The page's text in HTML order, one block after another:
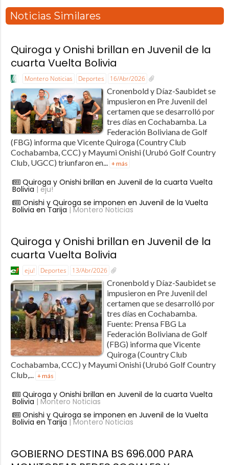
Noticias Similares
Quiroga y Onishi brillan en Juvenil de la
cuarta Vuelta Bolivia
Montero Noticias Deportes 16/Abr/2026
Cronenbold y Díaz-Saubidet se
impusieron en Pre Juvenil del
certamen que se desarrolló por
tres días en Cochabamba. La
Federación Boliviana de Golf
(FBG) informa que Vicente Quiroga (Country Club
Cochabamba, CCC) y Mayumi Onishi (Urubó Golf Country
Club, UGCC) triunfaron en... + más
Quiroga y Onishi brillan en Juvenil de la cuarta Vuelta
Bolivia | eju!
Onishi y Quiroga se imponen en Juvenil de la Vuelta
Bolivia en Tarija | Montero Noticias
Quiroga y Onishi brillan en Juvenil de la
cuarta Vuelta Bolivia
eju! Deportes 13/Abr/2026
Cronenbold y Díaz-Saubidet se
impusieron en Pre Juvenil del
certamen que se desarrolló por
tres días en Cochabamba.
Fuente: Prensa FBG La
Federación Boliviana de Golf
(FBG) informa que Vicente
Quiroga (Country Club
Cochabamba, CCC) y Mayumi Onishi (Urubó Golf Country
Club,...
+ más
Quiroga y Onishi brillan en Juvenil de la cuarta Vuelta
Bolivia | Montero Noticias
Onishi y Quiroga se imponen en Juvenil de la Vuelta
Bolivia en Tarija | Montero Noticias
GOBIERNO DESTINA BS 696.000 PARA